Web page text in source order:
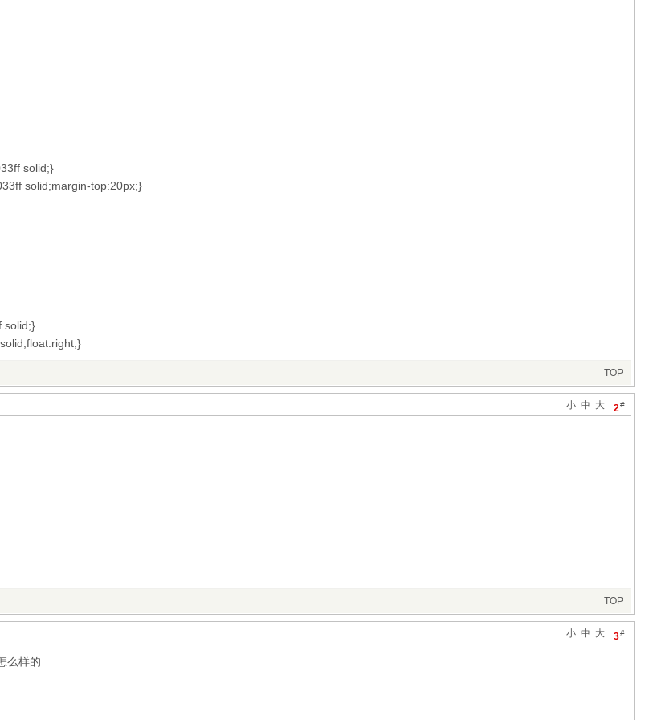
solid;}
solid;margin-top:20px;}
solid;}
TOP
2#
大
中
小
TOP
3#
大
中
小
么样的